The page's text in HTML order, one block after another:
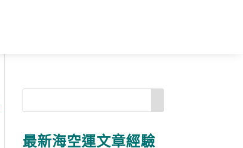
最新海空運文章經驗